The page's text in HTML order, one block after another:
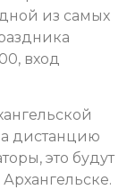
из самых
вход
дистанцию
это будут